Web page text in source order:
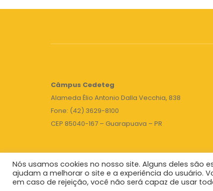
Câmpus Cedeteg
Alameda Élio Antonio Dalla Vecchia, 838
Fone: (42) 3629-8100
CEP 85040-167 – Guarapuava – PR
Unicentro Governo do Paraná
Nós usamos cookies no nosso site. Alguns deles
ajudam a melhorar o site e a experiência do usuário.
em caso de rejeição, você não será capaz de usar